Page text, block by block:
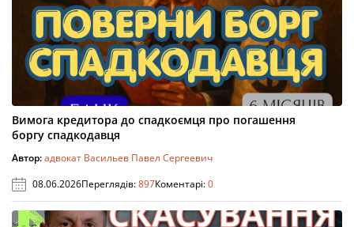
Вимога кредитора до спадкоємця про погашення
боргу спадкодавця
Автор:адвокат Васильев Павел Сергеевич
08.06.2026Переглядів:897Коментарі:0